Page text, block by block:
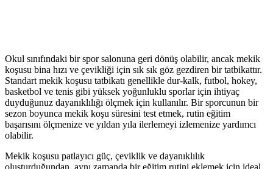
Okul sınıfındaki bir spor salonuna geri dönüş olabilir, ancak mekik
koşusu bina hızı ve çevikliği için sık sık göz gezdiren bir tatbikattır.
Standart mekik koşusu tatbikatı genellikle dur-kalk, futbol, hokey,
basketbol ve tenis gibi yüksek yoğunluklu sporlar için ihtiyaç
duyduğunuz dayanıklılığı ölçmek için kullanılır. Bir sporcunun bir
sezon boyunca mekik koşu süresini test etmek, rutin eğitim
başarısını ölçmenize ve yıldan yıla ilerlemeyi izlemenize yardımcı
olabilir.
Mekik koşusu patlayıcı güç, çeviklik ve dayanıklılık
oluşturduğundan, aynı zamanda bir eğitim rutini eklemek için ideal